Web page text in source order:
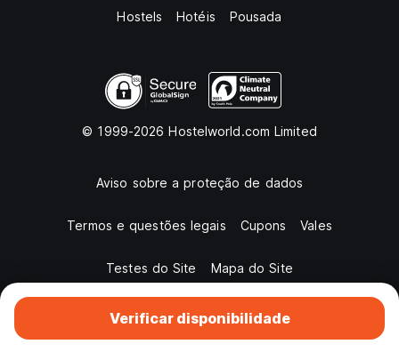
Verificar disponibilidade
Hostels Hotéis Pousada
© 1999-2026 Hostelworld.com Limited
Aviso sobre a proteção de dados
Termos e questões legais Cupons Vales
Testes do Site Mapa do Site